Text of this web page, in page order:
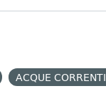
ACQUE CORRENTI